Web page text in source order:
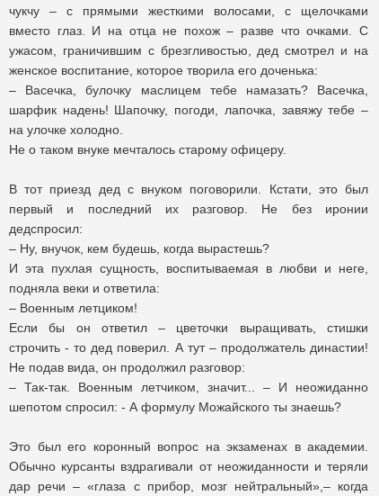
чукчу – с прямыми жесткими волосами, с щелочками
вместо глаз. И на отца не похож – разве что очками. С
ужасом, граничившим с брезгливостью, дед смотрел и на
женское воспитание, которое творила его доченька:
– Васечка, булочку маслицем тебе намазать? Васечка,
шарфик надень! Шапочку, погоди, лапочка, завяжу тебе –
на улочке холодно.
Не о таком внуке мечталось старому офицеру.
В тот приезд дед с внуком поговорили. Кстати, это был
первый и последний их разговор. Не без иронии
дедспросил:
– Ну, внучок, кем будешь, когда вырастешь?
И эта пухлая сущность, воспитываемая в любви и неге,
подняла веки и ответила:
– Военным летциком!
Если бы он ответил – цветочки выращивать, стишки
строчить - то дед поверил. А тут – продолжатель династии!
Не подав вида, он продолжил разговор:
– Так-так. Военным летчиком, значит... – И неожиданно
шепотом спросил: - А формулу Можайского ты знаешь?
Это был его коронный вопрос на экзаменах в академии.
Обычно курсанты вздрагивали от неожиданности и теряли
дар речи – «глаза с прибор, мозг нейтральный»,– когда